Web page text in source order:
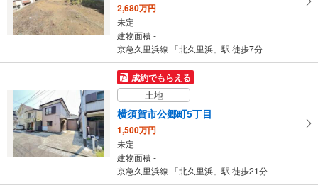
2,680万円
未定
建物面積 -
京急久里浜線 「北久里浜」駅 徒歩7分
成約でもらえる
土地
横須賀市公郷町5丁目
1,500万円
未定
建物面積 -
京急久里浜線 「北久里浜」駅 徒歩21分